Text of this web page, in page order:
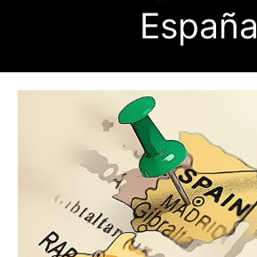
España